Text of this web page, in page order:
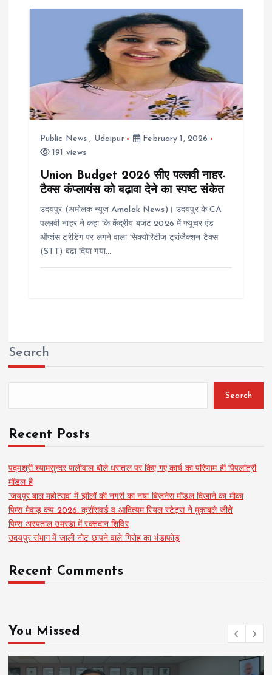
Public News , Udaipur
February 1, 2026
191 views
Union Budget 2026 सीए पल्लवी नाहर-
टैक्स कंप्लायंस को बढ़ावा देने का स्पष्ट संकेत
उदयपुर (अमोलक न्यूज Amolak News)। उदयपुर के CA
पल्लवी नाहर ने कहा कि केंद्रीय बजट 2026 में फ्यूचर एंड
ऑप्शंस ट्रेडिंग पर लगने वाला सिक्योरिटीज ट्रांजैक्शन टैक्स
(STT) बढ़ा दिया गया…
Search
Search
Recent Posts
पद्मश्री श्यामसुन्दर पालीवाल बोले धरातल पर किए गए कार्य का परिणाम ही पिपलांत्री
मॉडल है
‘जयपुर बाल महोत्सव’ में झीलों की नगरी का नया बिज़नेस मॉडल दिखाने का मौका
पिम्स मेवाड़ कप 2026: क्रॉसवर्ड व आदित्यम रियल स्टेट्स ने मुकाबले जीते
पिम्स अस्पताल उमरडा में रक्तदान शिविर
उदयपुर संभाग में जाली नोट छापने वाले गिरोह का भंडाफोड़
Recent Comments
You Missed